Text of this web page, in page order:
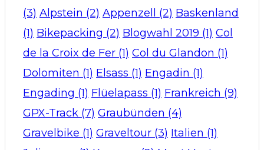
(3) Alpstein (2) Appenzell (2) Baskenland
(1) Bikepacking (2) Blogwahl 2019 (1) Col
de la Croix de Fer (1) Col du Glandon (1)
Dolomiten (1) Elsass (1) Engadin (1)
Engading (1) Flüelapass (1) Frankreich (9)
GPX-Track (7) Graubünden (4)
Gravelbike (1) Graveltour (3) Italien (1)